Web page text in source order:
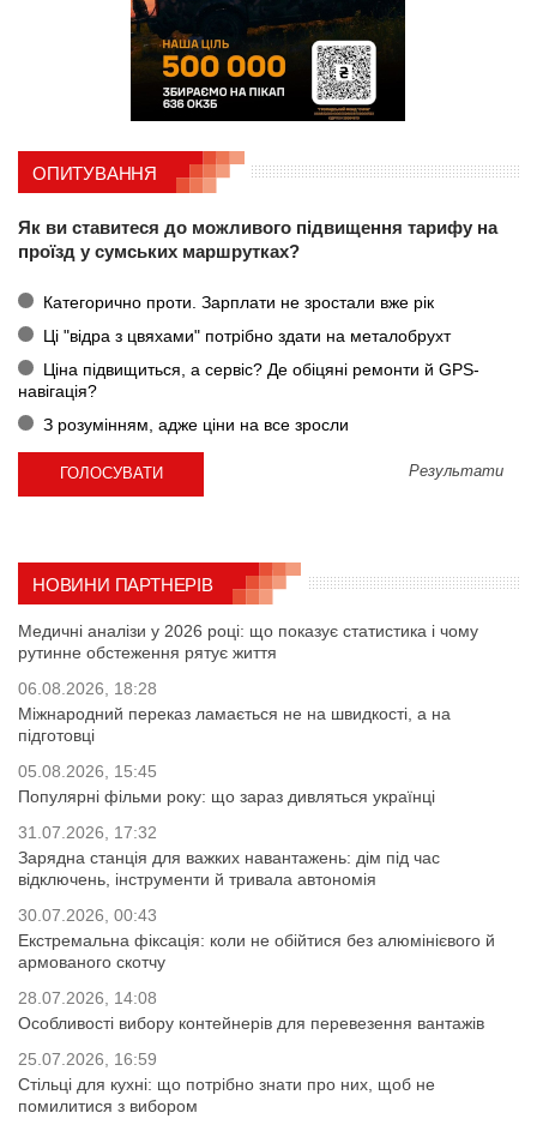
ОПИТУВАННЯ
Як ви ставитеся до можливого підвищення тарифу на
проїзд у сумських маршрутках?
Категорично проти. Зарплати не зростали вже рік
Ці "відра з цвяхами" потрібно здати на металобрухт
Ціна підвищиться, а сервіс? Де обіцяні ремонти й GPS-
навігація?
З розумінням, адже ціни на все зросли
Результати
НОВИНИ ПАРТНЕРІВ
Медичні аналізи у 2026 році: що показує статистика і чому
рутинне обстеження рятує життя
06.08.2026, 18:28
Міжнародний переказ ламається не на швидкості, а на
підготовці
05.08.2026, 15:45
Популярні фільми року: що зараз дивляться українці
31.07.2026, 17:32
Зарядна станція для важких навантажень: дім під час
відключень, інструменти й тривала автономія
30.07.2026, 00:43
Екстремальна фіксація: коли не обійтися без алюмінієвого й
армованого скотчу
28.07.2026, 14:08
Особливості вибору контейнерів для перевезення вантажів
25.07.2026, 16:59
Стільці для кухні: що потрібно знати про них, щоб не
помилитися з вибором